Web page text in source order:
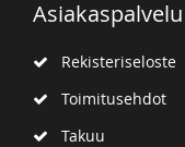
Asiakaspalvelu
Rekisteriseloste
Toimitusehdot
Takuu